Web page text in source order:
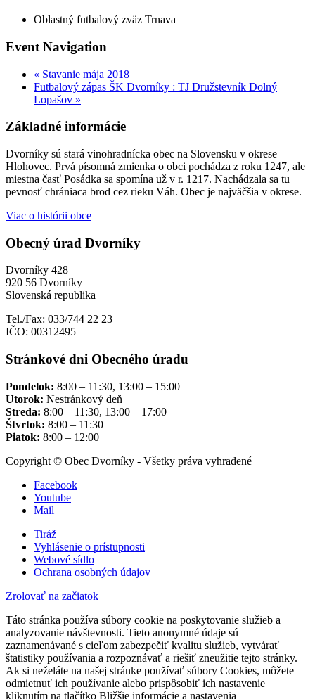
Oblastný futbalový zväz Trnava
Event Navigation
« Stavanie mája 2018
Futbalový zápas ŠK Dvorníky : TJ Družstevník Dolný
Lopašov »
Základné informácie
Dvorníky sú stará vinohradnícka obec na Slovensku v okrese
Hlohovec. Prvá písomná zmienka o obci pochádza z roku 1247, ale
miestna časť Posádka sa spomína už v r. 1217. Nachádzala sa tu
pevnosť chrániaca brod cez rieku Váh. Obec je najväčšia v okrese.
Viac o histórii obce
Obecný úrad Dvorníky
Dvorníky 428
920 56 Dvorníky
Slovenská republika
Tel./Fax: 033/744 22 23
IČO: 00312495
Stránkové dni Obecného úradu
Pondelok: 8:00 – 11:30, 13:00 – 15:00
Utorok: Nestránkový deň
Streda: 8:00 – 11:30, 13:00 – 17:00
Štvrtok: 8:00 – 11:30
Piatok: 8:00 – 12:00
Copyright © Obec Dvorníky - Všetky práva vyhradené
Facebook
Youtube
Mail
Tiráž
Vyhlásenie o prístupnosti
Webové sídlo
Ochrana osobných údajov
Zrolovať na začiatok
Táto stránka používa súbory cookie na poskytovanie služieb a
analyzovanie návštevnosti. Tieto anonymné údaje sú
zaznamenávané s cieľom zabezpečiť kvalitu služieb, vytvárať
štatistiky používania a rozpoznávať a riešiť zneužitie tejto stránky.
Ak si neželáte na našej stránke používať súbory Cookies, môžete
odmietnuť ich používanie alebo prispôsobiť ich nastavenie
kliknutím na tlačítko Bližšie informácie a nastavenia